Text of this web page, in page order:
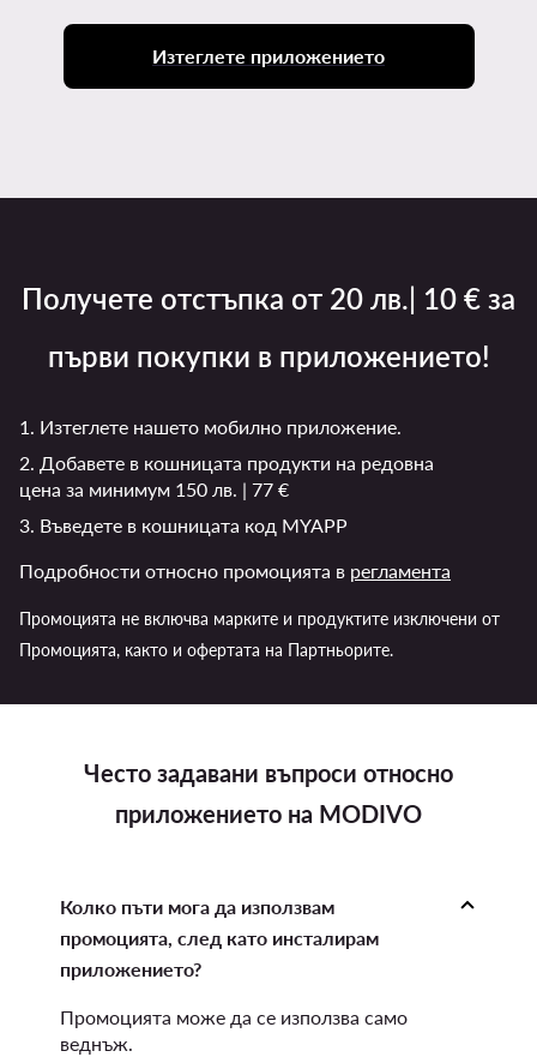
Изтеглете приложението
Често задавани въпроси относно
приложението на MODIVO
Колко пъти мога да използвам
промоцията, след като инсталирам
приложението?
Промоцията може да се използва само
веднъж.
Получете отстъпка от 20 лв.| 10 € за
първи покупки в приложението!
1. Изтеглете нашето мобилно приложение.
2. Добавете в кошницата продукти на редовна
цена за минимум 150 лв. | 77 €
3. Въведете в кошницата код MYAPP
Подробности относно промоцията в регламента
Промоцията не включва марките и продуктите изключени от
Промоцията, както и офертата на Партньорите.